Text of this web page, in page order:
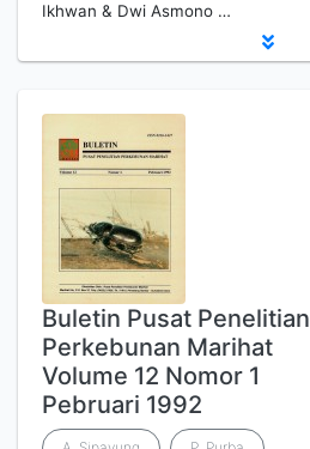
Ikhwan & Dwi Asmono …
Buletin Pusat Penelitian
Perkebunan Marihat
Volume 12 Nomor 1
Pebruari 1992